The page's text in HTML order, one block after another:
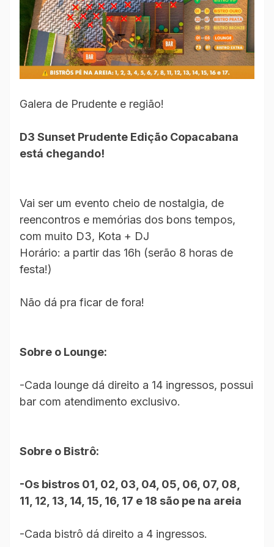
Galera de Prudente e região!
D3 Sunset Prudente Edição Copacabana
está chegando!
Vai ser um evento cheio de nostalgia, de
reencontros e memórias dos bons tempos,
com muito D3, Kota + DJ
Horário: a partir das 16h (serão 8 horas de
festa!)
Não dá pra ficar de fora!
Sobre o Lounge:
-Cada lounge dá direito a 14 ingressos, possui
bar com atendimento exclusivo.
Sobre o Bistrô:
-Os bistros 01, 02, 03, 04, 05, 06, 07, 08,
11, 12, 13, 14, 15, 16, 17 e 18 são pe na areia
-Cada bistrô dá direito a 4 ingressos.